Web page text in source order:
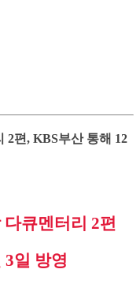
2편, KBS부산 통해 12
큐멘터리 2편
3일 방영